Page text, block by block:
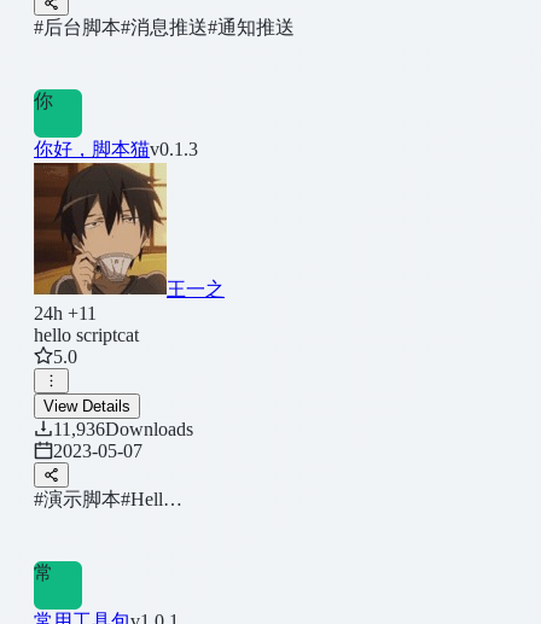
#后台脚本#消息推送#通知推送
你
你好，脚本猫v0.1.3
王一之
24h +11
hello scriptcat
5.0
View Details
11,936Downloads
2023-05-07
#演示脚本#Hell…
常